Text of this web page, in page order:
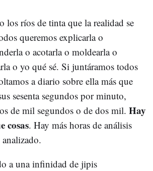
los ríos de tinta que la realidad se
queremos explicarla o
o acotarla o moldearla o
o yo qué sé. Si juntáramos todos
a diario sobre ella más que
sesenta segundos por minuto,
de mil segundos o de dos mil. Hay
cosas. Hay más horas de análisis
a una infinidad de jipis